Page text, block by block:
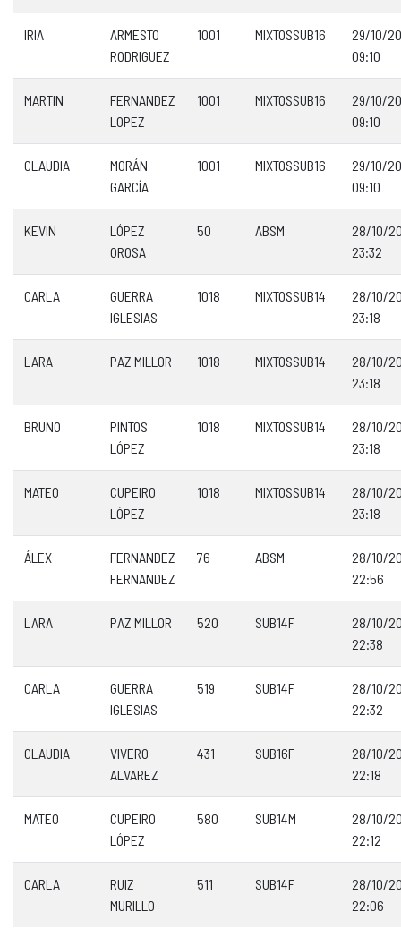
IRIA
ARMESTO
RODRIGUEZ
1001 MIXTOSSUB16
29/10/
09:10
MARTIN
FERNANDEZ
LOPEZ
1001 MIXTOSSUB16
29/10/
09:10
CLAUDIA
MORÁN
GARCÍA
1001 MIXTOSSUB16
29/10/
09:10
KEVIN
LÓPEZ
OROSA
50 ABSM
28/10/
23:32
CARLA
GUERRA
IGLESIAS
1018 MIXTOSSUB14
28/10/
23:18
LARA PAZ MILLOR 1018 MIXTOSSUB14
28/10/
23:18
BRUNO
PINTOS
LÓPEZ
1018 MIXTOSSUB14
28/10/
23:18
MATEO
CUPEIRO
LÓPEZ
1018 MIXTOSSUB14
28/10/
23:18
ÁLEX
FERNANDEZ
FERNANDEZ
76 ABSM
28/10/
22:56
LARA PAZ MILLOR 520 SUB14F
28/10/
22:38
CARLA
GUERRA
IGLESIAS
519 SUB14F
28/10/
22:32
CLAUDIA
VIVERO
ALVAREZ
431 SUB16F
28/10/
22:18
MATEO
CUPEIRO
LÓPEZ
580 SUB14M
28/10/
22:12
CARLA
RUIZ
MURILLO
511 SUB14F
28/10/
22:06